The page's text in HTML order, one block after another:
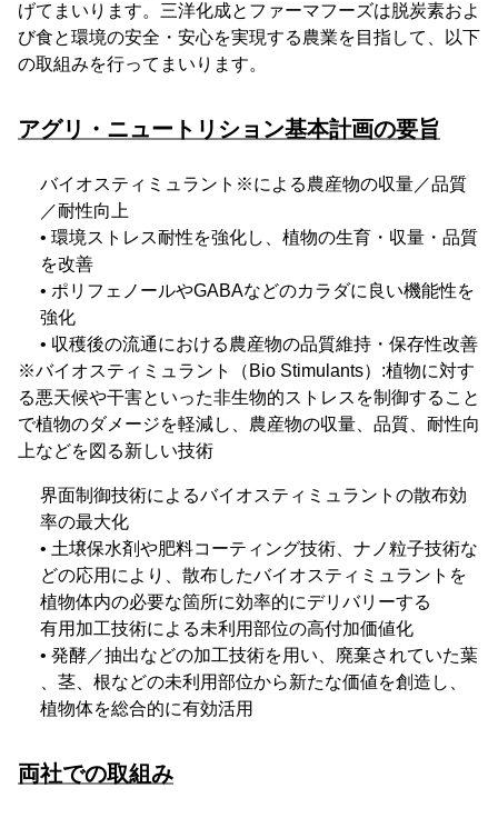
げてまいります。三洋化成とファーマフーズは脱炭素およ
び食と環境の安全・安心を実現する農業を目指して、以下
の取組みを行ってまいります。
アグリ・ニュートリション基本計画の要旨
バイオスティミュラント※による農産物の収量／品質
／耐性向上
• 環境ストレス耐性を強化し、植物の生育・収量・品質
を改善
• ポリフェノールやGABAなどのカラダに良い機能性を
強化
• 収穫後の流通における農産物の品質維持・保存性改善
※バイオスティミュラント（Bio Stimulants）:植物に対す
る悪天候や干害といった非生物的ストレスを制御すること
で植物のダメージを軽減し、農産物の収量、品質、耐性向
上などを図る新しい技術
界面制御技術によるバイオスティミュラントの散布効
率の最大化
• 土壌保水剤や肥料コーティング技術、ナノ粒子技術な
どの応用により、散布したバイオスティミュラントを
植物体内の必要な箇所に効率的にデリバリーする
有用加工技術による未利用部位の高付加価値化
• 発酵／抽出などの加工技術を用い、廃棄されていた葉
、茎、根などの未利用部位から新たな価値を創造し、
植物体を総合的に有効活用
両社での取組み